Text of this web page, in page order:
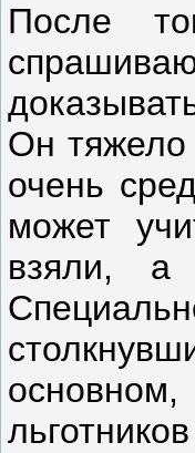
После
Он тяжело
очень
может
взяли,
основном,